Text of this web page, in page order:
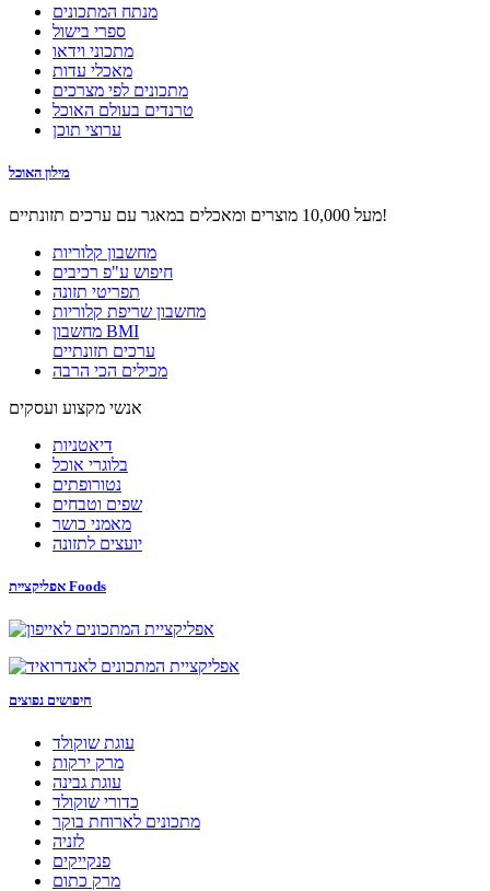
מנתח המתכונים
ספרי בישול
מתכוני וידאו
מאכלי עדות
מתכונים לפי מצרכים
טרנדים בעולם האוכל
ערוצי תוכן
מילון האוכל
מעל 10,000 מוצרים ומאכלים במאגר עם ערכים תזונתיים!
מחשבון קלוריות
חיפוש ע"פ רכיבים
תפריטי תזונה
מחשבון שריפת קלוריות
מחשבון BMI
ערכים תזונתיים
מכילים הכי הרבה
אנשי מקצוע ועסקים
דיאטניות
בלוגרי אוכל
נטורופתים
שפים וטבחים
מאמני כושר
יועצים לתזונה
אפליקציית Foods
חיפושים נפוצים
עוגת שוקולד
מרק ירקות
עוגת גבינה
כדורי שוקולד
מתכונים לארוחת בוקר
לזניה
פנקייקים
מרק כתום